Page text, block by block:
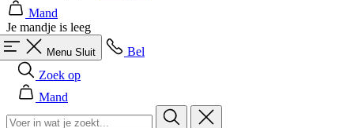
Zoek op
Mand
Heren